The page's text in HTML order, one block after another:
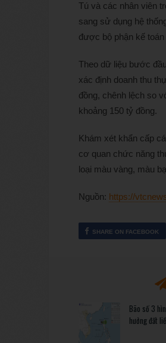
Tú và các nhân viên
sang sử dụng hệ
được bộ phận kế
Theo dữ liệu bước
xác định doanh thu
đồng, chênh lệch so
khoảng 150 tỷ đồng.
Khám xét khẩn cấp
cơ quan chức năng
loại màu vàng, màu
Nguồn: https://
SHARE ON FACEBOOK
Bão số 3
hưởng đất